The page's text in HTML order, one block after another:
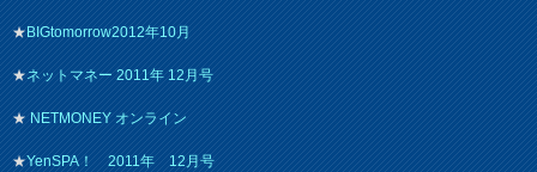
★BIGtomorrow2012年10月
★ネットマネー 2011年 12月号
★NETMONEY オンライン
★YenSPA！ 2011年 12月号